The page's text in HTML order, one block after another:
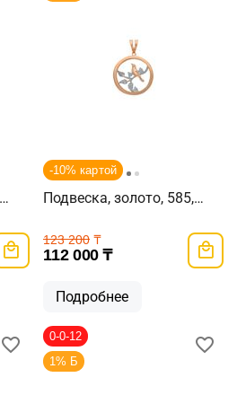
-10% картой
Подвеска, золото, 585,
123 200 ₸
112 000 ₸
Подробнее
0-0-12
1% Б